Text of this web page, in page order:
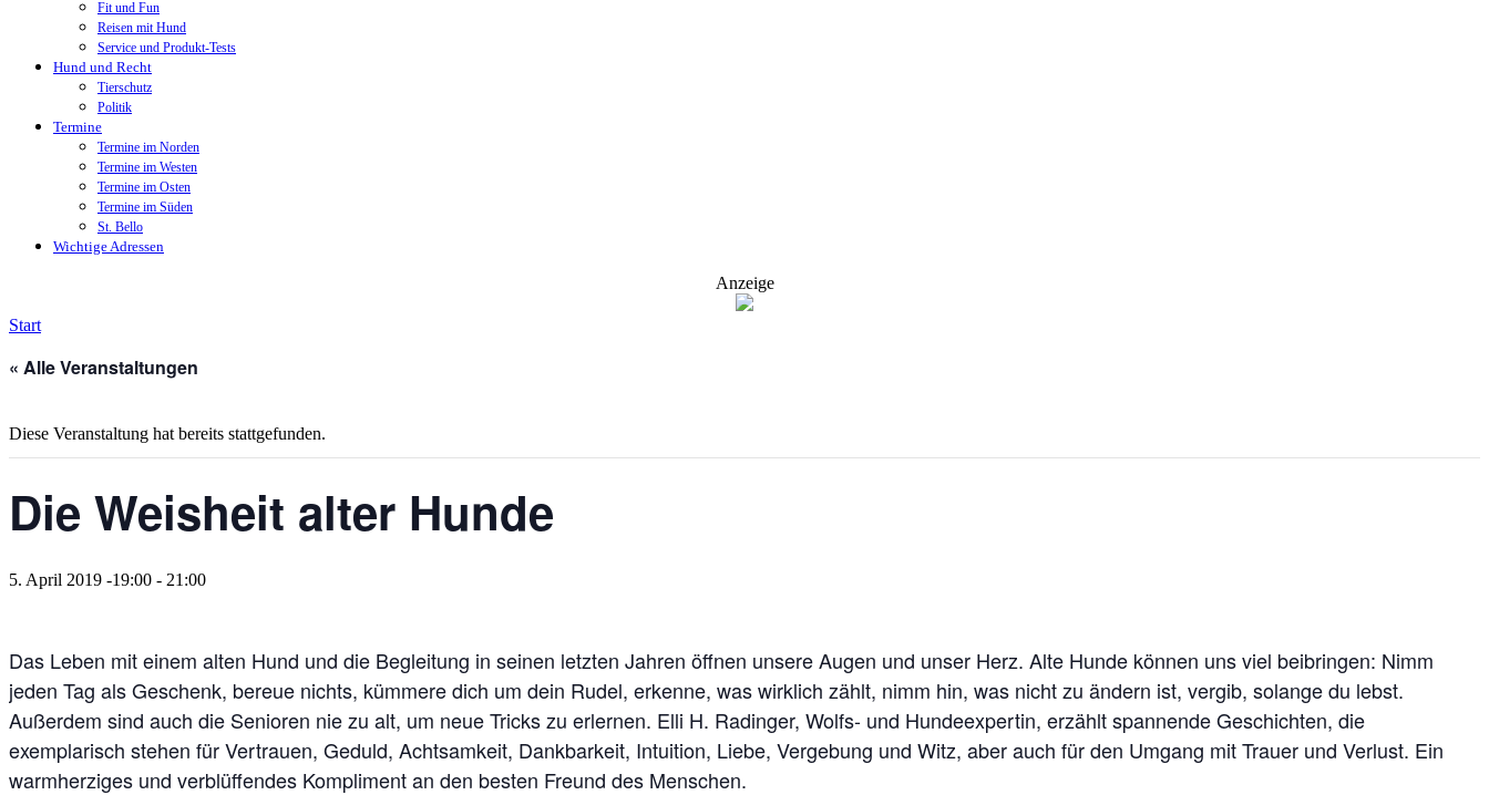
Fit und Fun
Reisen mit Hund
Service und Produkt-Tests
Hund und Recht
Tierschutz
Politik
Termine
Termine im Norden
Termine im Westen
Termine im Osten
Termine im Süden
St. Bello
Wichtige Adressen
Anzeige
Start
« Alle Veranstaltungen
Diese Veranstaltung hat bereits stattgefunden.
Die Weisheit alter Hunde
5. April 2019 -19:00 - 21:00
Das Leben mit einem alten Hund und die Begleitung in seinen letzten Jahren öffnen unsere Augen und unser Herz. Alte Hunde können uns viel beibringen: Nimm
jeden Tag als Geschenk, bereue nichts, kümmere dich um dein Rudel, erkenne, was wirklich zählt, nimm hin, was nicht zu ändern ist, vergib, solange du lebst.
Außerdem sind auch die Senioren nie zu alt, um neue Tricks zu erlernen. Elli H. Radinger, Wolfs- und Hundeexpertin, erzählt spannende Geschichten, die
exemplarisch stehen für Vertrauen, Geduld, Achtsamkeit, Dankbarkeit, Intuition, Liebe, Vergebung und Witz, aber auch für den Umgang mit Trauer und Verlust. Ein
warmherziges und verblüffendes Kompliment an den besten Freund des Menschen.